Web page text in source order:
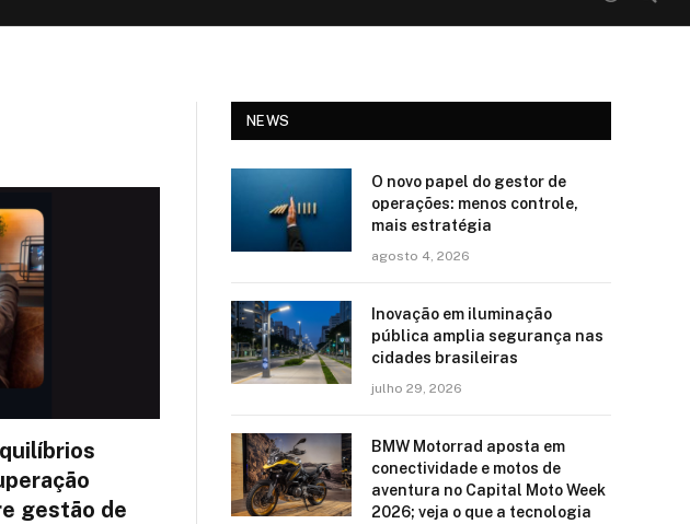
gestão de
NEWS
O novo papel do gestor de
operações: menos controle,
mais estratégia
agosto 4, 2026
Inovação em iluminação
pública amplia segurança nas
cidades brasileiras
julho 29, 2026
BMW Motorrad aposta em
conectividade e motos de
aventura no Capital Moto Week
2026; veja o que a tecnologia